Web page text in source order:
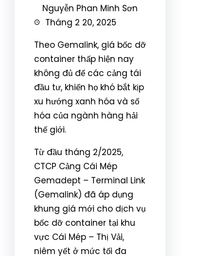
Nguyễn Phan Minh Sơn
Tháng 2 20, 2025
Theo Gemalink, giá bốc dỡ
container thấp hiện nay
không đủ để các cảng tái
đầu tư, khiến họ khó bắt kịp
xu hướng xanh hóa và số
hóa của ngành hàng hải
thế giới.
Từ đầu tháng 2/2025,
CTCP Cảng Cái Mép
Gemadept – Terminal Link
(Gemalink) đã áp dụng
khung giá mới cho dịch vụ
bốc dỡ container tại khu
vực Cái Mép – Thị Vải,
niêm yết ở mức tối đa